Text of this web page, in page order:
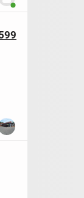
Benutzer ist online